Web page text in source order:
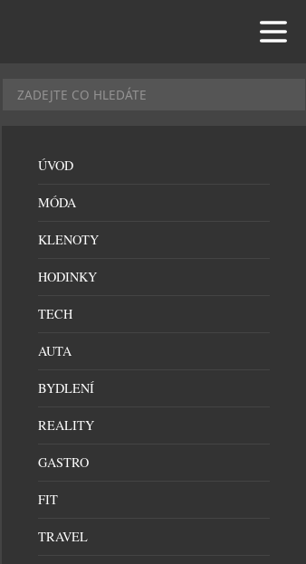
ÚVOD
MÓDA
KLENOTY
HODINKY
TECH
AUTA
BYDLENÍ
REALITY
GASTRO
FIT
TRAVEL